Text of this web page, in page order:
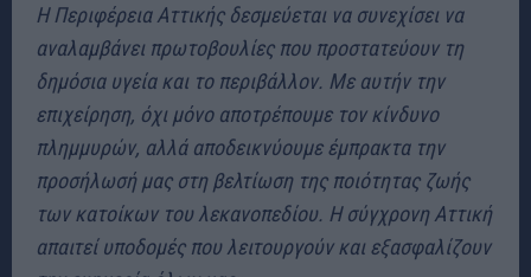
Η Περιφέρεια Αττικής δεσμεύεται να συνεχίσει να
αναλαμβάνει πρωτοβουλίες που προστατεύουν τη
δημόσια υγεία και το περιβάλλον. Με αυτήν την
επιχείρηση, όχι μόνο αποτρέπουμε τον κίνδυνο
πλημμυρών, αλλά αποδεικνύουμε έμπρακτα την
προσήλωσή μας στη βελτίωση της ποιότητας ζωής
των κατοίκων του λεκανοπεδίου. Η σύγχρονη Αττική
απαιτεί υποδομές που λειτουργούν και εξασφαλίζουν